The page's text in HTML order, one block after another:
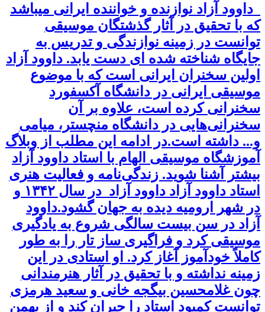
داوود آزاد نوازنده و خواننده ایرانی میباشد
که با تحقیق در آثار گذشتگان موسیقی
توانست در زمینه نوازندگی و تدریس به
جایگاه شناخته شده ای دست یابد. داوود آزاد
اولین سخنران ایرانی است که با موضوع
موسیقی ایرانی در دانشگاه آکسفورد
سخنرانی کرده است، علاوه بر آن
سخنرانی‌هایی در دانشگاه منچستر، میامی
و... داشته است.در ادامه این مطلب از وبلاگ
آموزشگاه موسیقی الهام با استاد داوود آزاد
بیشتر آشنا شوید. زندگی‌نامه و فعالیت هنری
استاد داوود آزاد داوود آزاد در سال ۱۳۴۲ و
در شهر ارومیه دیده به جهان گشود.داوود
آزاد در سن بیست سالگی شروع به یادگیری
موسیقی کرد و فراگیری ساز تار را به طور
کاملاً خودآموز آغاز کرد. او استادی در این
زمینه نداشته و با تحقیق در آثار هنرمندانی
چون غلامحسین بیگجه خانی و سعید هرمزی
توانست کمبود استاد را جبران کند و از بهمن